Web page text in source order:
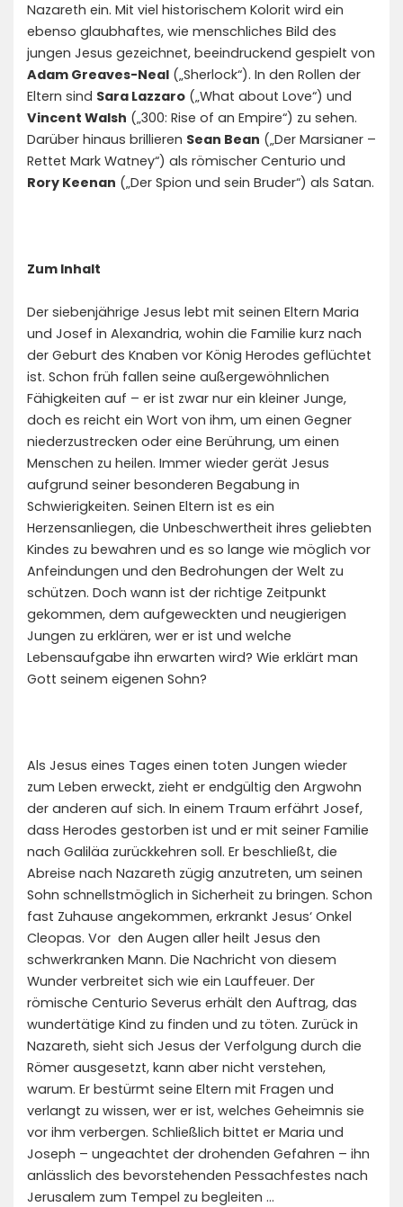
Nazareth ein. Mit viel historischem Kolorit wird ein
ebenso glaubhaftes, wie menschliches Bild des
jungen Jesus gezeichnet, beeindruckend gespielt von
Adam Greaves-Neal („Sherlock“). In den Rollen der
Eltern sind Sara Lazzaro („What about Love“) und
Vincent Walsh („300: Rise of an Empire“) zu sehen.
Darüber hinaus brillieren Sean Bean („Der Marsianer –
Rettet Mark Watney“) als römischer Centurio und
Rory Keenan („Der Spion und sein Bruder“) als Satan.
Zum Inhalt
Der siebenjährige Jesus lebt mit seinen Eltern Maria
und Josef in Alexandria, wohin die Familie kurz nach
der Geburt des Knaben vor König Herodes geflüchtet
ist. Schon früh fallen seine außergewöhnlichen
Fähigkeiten auf – er ist zwar nur ein kleiner Junge,
doch es reicht ein Wort von ihm, um einen Gegner
niederzustrecken oder eine Berührung, um einen
Menschen zu heilen. Immer wieder gerät Jesus
aufgrund seiner besonderen Begabung in
Schwierigkeiten. Seinen Eltern ist es ein
Herzensanliegen, die Unbeschwertheit ihres geliebten
Kindes zu bewahren und es so lange wie möglich vor
Anfeindungen und den Bedrohungen der Welt zu
schützen. Doch wann ist der richtige Zeitpunkt
gekommen, dem aufgeweckten und neugierigen
Jungen zu erklären, wer er ist und welche
Lebensaufgabe ihn erwarten wird? Wie erklärt man
Gott seinem eigenen Sohn?
Als Jesus eines Tages einen toten Jungen wieder
zum Leben erweckt, zieht er endgültig den Argwohn
der anderen auf sich. In einem Traum erfährt Josef,
dass Herodes gestorben ist und er mit seiner Familie
nach Galiläa zurückkehren soll. Er beschließt, die
Abreise nach Nazareth zügig anzutreten, um seinen
Sohn schnellstmöglich in Sicherheit zu bringen. Schon
fast Zuhause angekommen, erkrankt Jesus‘ Onkel
Cleopas. Vor den Augen aller heilt Jesus den
schwerkranken Mann. Die Nachricht von diesem
Wunder verbreitet sich wie ein Lauffeuer. Der
römische Centurio Severus erhält den Auftrag, das
wundertätige Kind zu finden und zu töten. Zurück in
Nazareth, sieht sich Jesus der Verfolgung durch die
Römer ausgesetzt, kann aber nicht verstehen,
warum. Er bestürmt seine Eltern mit Fragen und
verlangt zu wissen, wer er ist, welches Geheimnis sie
vor ihm verbergen. Schließlich bittet er Maria und
Joseph – ungeachtet der drohenden Gefahren – ihn
anlässlich des bevorstehenden Pessachfestes nach
Jerusalem zum Tempel zu begleiten …